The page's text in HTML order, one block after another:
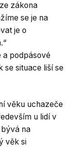
zákona
se je na
je o
a podpásové
se situace liší se
věku uchazeče
u lidí v
na
věk si